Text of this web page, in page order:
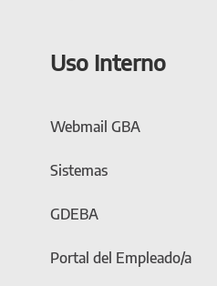
Uso Interno
Webmail GBA
Sistemas
GDEBA
Portal del Empleado/a